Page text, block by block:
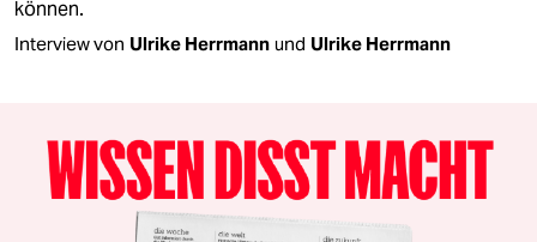
können.
Interview von Ulrike Herrmann und Ulrike Herrmann